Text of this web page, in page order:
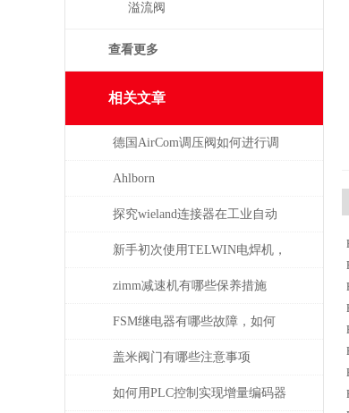
溢流阀
查看更多
相关文章
德国AirCom调压阀如何进行调
压，一分钟了解！
Ahlborn
探究wieland连接器在工业自动
化系统中的即插即用与应用优
势
新手初次使用TELWIN电焊机，
需注意这几点
zimm减速机有哪些保养措施
FSM继电器有哪些故障，如何
解决
盖米阀门有哪些注意事项
如何用PLC控制实现增量编码器